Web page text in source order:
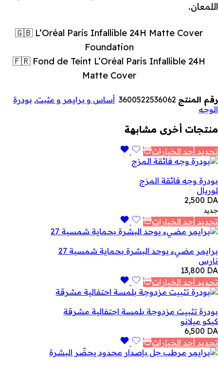
اللمعان.
🇬🇧 L’Oréal Paris Infallible 24H Matte Cover
Foundation
🇫🇷 Fond de Teint L’Oréal Paris Infallible 24H
Matte Cover
رقم المنتج 3600522536062 أساس و برايمر و مثبت, بودرة
الوجه
منتجات أخرى مشابهة
تحديد أحد الخيارات
بودرة وجه فائقة المزج
لوريال
2,500 DA
جديد
تحديد أحد الخيارات
برايمر مضيء يوحد البشرة بحماية شمسية 27
نارس
13,800 DA
تحديد أحد الخيارات
بودرة تثبيت مزدوجة بلمسة احتفالية مشرقة
كيكو ميلانو
6,500 DA
تحديد أحد الخيارات